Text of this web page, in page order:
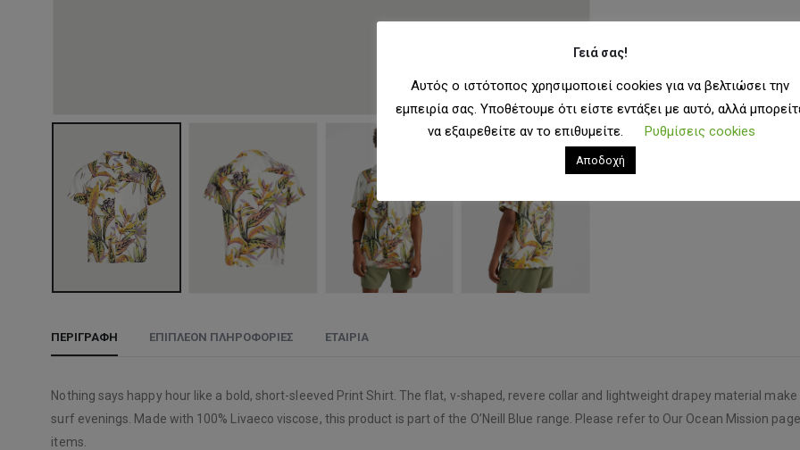
ΠΕΡΙΓΡΑΦΉ ΕΠΙΠΛΈΟΝ ΠΛΗΡΟΦΟΡΊΕΣ ΕΤΑΙΡΊΑ
Nothing says happy hour like a bold, short-sleeved Print Shirt. The flat, v-shaped, revere collar and lightweight drapey material
surf evenings. Made with 100% Livaeco viscose, this product is part of the O’Neill Blue range. Please refer to Our Ocean Mission
items.
Γειά σας!
Αυτός ο ιστότοπος χρησιμοποιεί cookies για να βελτιώσει την
εμπειρία σας. Υποθέτουμε ότι είστε εντάξει με αυτό, αλλά
να εξαιρεθείτε αν το επιθυμείτε.
Ρυθμίσεις cookies
Αποδοχή